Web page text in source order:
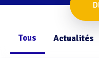
Tous Actualités